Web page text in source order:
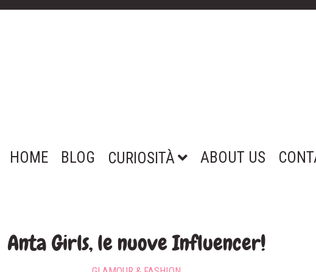
HOME BLOG CURIOSITÀ ABOUT US
Anta Girls, le nuove Influencer!